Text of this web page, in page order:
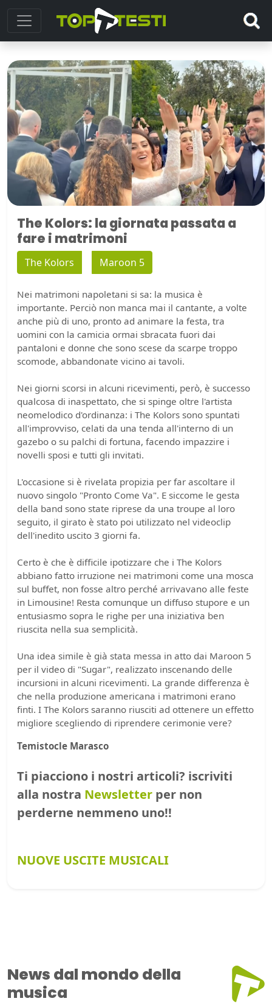
The Kolors: la giornata passata a
fare i matrimoni
The Kolors Maroon 5
Nei matrimoni napoletani si sa: la musica è
importante. Perciò non manca mai il cantante, a volte
anche più di uno, pronto ad animare la festa, tra
uomini con la camicia ormai sbracata fuori dai
pantaloni e donne che sono scese da scarpe troppo
scomode, abbandonate vicino ai tavoli.
Nei giorni scorsi in alcuni ricevimenti, però, è successo
qualcosa di inaspettato, che si spinge oltre l'artista
neomelodico d'ordinanza: i The Kolors sono spuntati
all'improvviso, celati da una tenda all'interno di un
gazebo o su palchi di fortuna, facendo impazzire i
novelli sposi e tutti gli invitati.
L'occasione si è rivelata propizia per far ascoltare il
nuovo singolo "Pronto Come Va". E siccome le gesta
della band sono state riprese da una troupe al loro
seguito, il girato è stato poi utilizzato nel videoclip
dell'inedito uscito 3 giorni fa.
Certo è che è difficile ipotizzare che i The Kolors
abbiano fatto irruzione nei matrimoni come una mosca
sul buffet, non fosse altro perché arrivavano alle feste
in Limousine! Resta comunque un diffuso stupore e un
entusiasmo sopra le righe per una iniziativa ben
riuscita nella sua semplicità.
Una idea simile è già stata messa in atto dai Maroon 5
per il video di "Sugar", realizzato inscenando delle
incursioni in alcuni ricevimenti. La grande differenza è
che nella produzione americana i matrimoni erano
finti. I The Kolors saranno riusciti ad ottenere un effetto
migliore scegliendo di riprendere cerimonie vere?
Temistocle Marasco
Ti piacciono i nostri articoli? iscriviti
alla nostra Newsletter per non
perderne nemmeno uno!!
NUOVE USCITE MUSICALI
News dal mondo della
musica